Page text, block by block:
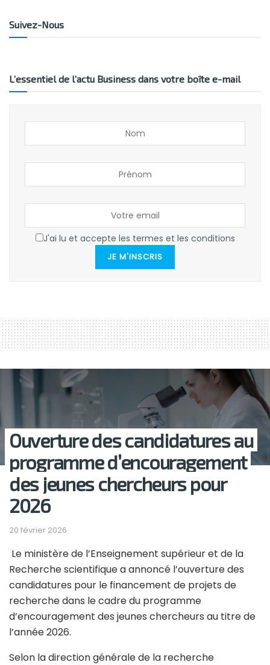
Suivez-Nous
L’essentiel de l’actu Business dans votre boîte e-mail
J'ai lu et accepte les termes et les conditions
JE M'INSCRIS
Ouverture des candidatures au
programme d’encouragement
des jeunes chercheurs pour
2026
20 février 2026
Le ministère de l’Enseignement supérieur et de la
Recherche scientifique a annoncé l’ouverture des
candidatures pour le financement de projets de
recherche dans le cadre du programme
d’encouragement des jeunes chercheurs au titre de
l’année 2026.
Selon la direction générale de la recherche